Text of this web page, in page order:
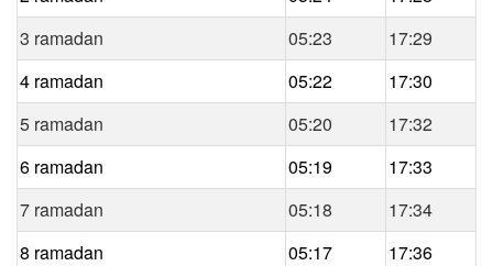
3 ramadan
05:23
17:29
4 ramadan
05:22
17:30
5 ramadan
05:20
17:32
6 ramadan
05:19
17:33
7 ramadan
05:18
17:34
8 ramadan
05:17
17:36